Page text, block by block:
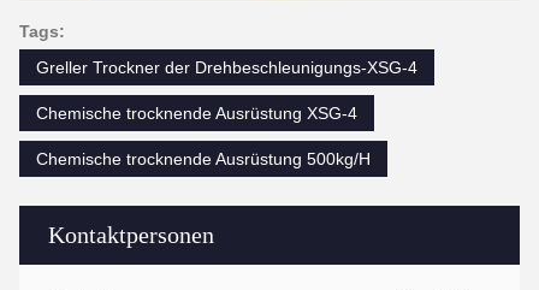
Kontaktpersonen
Tags:
Greller Trockner der Drehbeschleunigungs-XSG-4
Chemische trocknende Ausrüstung XSG-4
Chemische trocknende Ausrüstung 500kg/H